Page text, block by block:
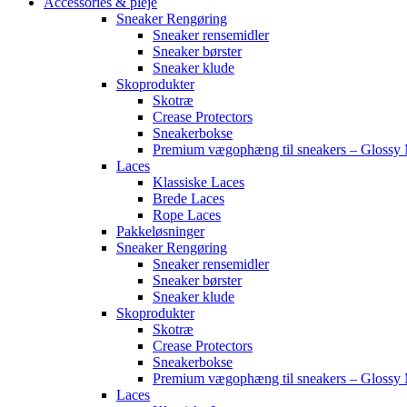
Sneaker Rengøring
Sneaker rensemidler
Sneaker børster
Sneaker klude
Skoprodukter
Skotræ
Crease Protectors
Sneakerbokse
Premium vægophæng til sneakers – Glossy
Laces
Klassiske Laces
Brede Laces
Rope Laces
Pakkeløsninger
Sneaker Rengøring
Sneaker rensemidler
Sneaker børster
Sneaker klude
Skoprodukter
Skotræ
Crease Protectors
Sneakerbokse
Premium vægophæng til sneakers – Glossy
Laces